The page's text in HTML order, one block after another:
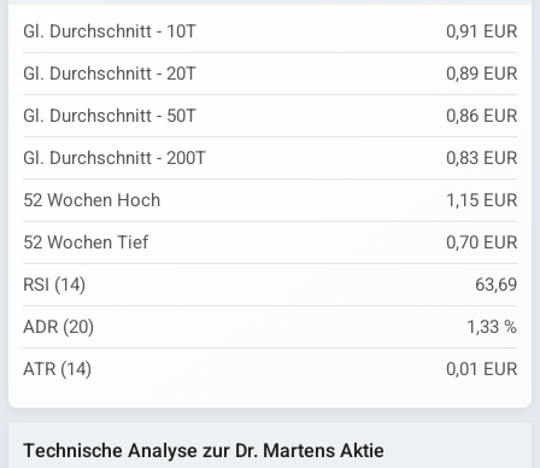
Gl. Durchschnitt - 10T
0,91 EUR
Gl. Durchschnitt - 20T
0,89 EUR
Gl. Durchschnitt - 50T
0,86 EUR
Gl. Durchschnitt - 200T
0,83 EUR
52 Wochen Hoch
1,15 EUR
52 Wochen Tief
0,70 EUR
RSI (14)
63,69
ADR (20)
1,33 %
ATR (14)
0,01 EUR
Technische Analyse zur Dr. Martens Aktie